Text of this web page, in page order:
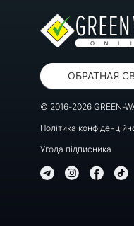
ОБРАТНАЯ
© 2016-2026 GREEN-
Політика
Угода підписника